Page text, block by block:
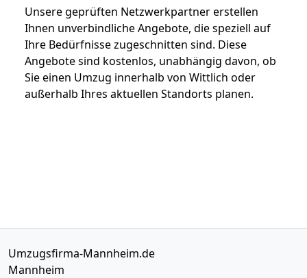
Unsere geprüften Netzwerkpartner erstellen
Ihnen unverbindliche Angebote, die speziell auf
Ihre Bedürfnisse zugeschnitten sind. Diese
Angebote sind kostenlos, unabhängig davon, ob
Sie einen Umzug innerhalb von Wittlich oder
außerhalb Ihres aktuellen Standorts planen.
Umzugsfirma-Mannheim.de
Mannheim